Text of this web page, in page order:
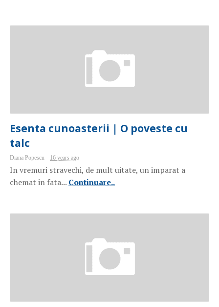
Esenta cunoasterii | O poveste cu
talc
Diana Popescu 16 years ago
In vremuri stravechi, de mult uitate, un imparat a
chemat in fata... Continuare..